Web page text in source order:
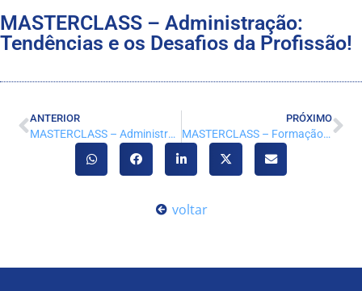
MASTERCLASS – Administração:
Tendências e os Desafios da Profissão!
ANTERIOR
MASTERCLASS – Administração: Tendências e os Desafios da Profissão!
PRÓXIMO
MASTERCLASS – Formação Profissional na Área de Negócios
voltar